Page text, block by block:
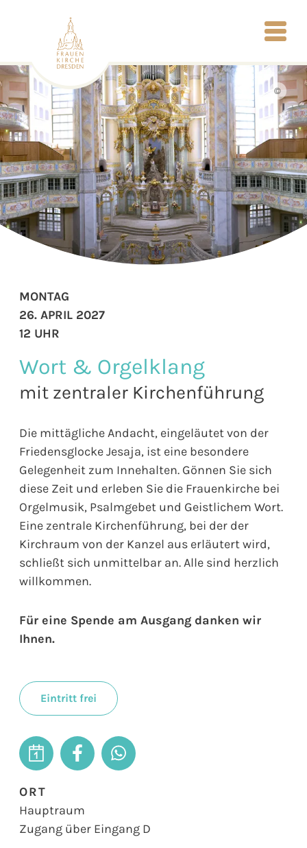
©
Wort & Orgelklang
mit zentraler Kirchenführung
Die mittägliche Andacht, eingeläutet von der
Friedensglocke Jesaja, ist eine besondere
Gelegenheit zum Innehalten. Gönnen Sie sich
diese Zeit und erleben Sie die Frauenkirche bei
Orgelmusik, Psalmgebet und Geistlichem Wort.
Eine zentrale Kirchenführung, bei der der
Kirchraum von der Kanzel aus erläutert wird,
schließt sich unmittelbar an. Alle sind herzlich
willkommen.
Für eine Spende am Ausgang danken wir
Ihnen.
Eintritt frei
MONTAG
26. APRIL 2027
12 UHR
ORT
Hauptraum
Zugang über Eingang D